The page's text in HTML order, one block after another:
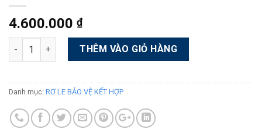
4.600.000 ₫
Số lượng THÊM VÀO GIỎ HÀNG
Danh mục: RƠ LE BẢO VỆ KẾT HỢP